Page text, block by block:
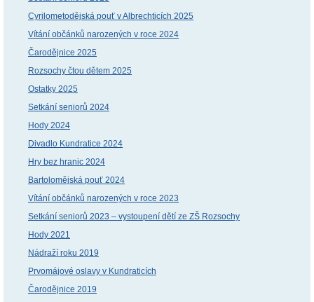
Cyrilometodějská pouť v Albrechticích 2025
Vítání občánků narozených v roce 2024
Čarodějnice 2025
Rozsochy čtou dětem 2025
Ostatky 2025
Setkání seniorů 2024
Hody 2024
Divadlo Kundratice 2024
Hry bez hranic 2024
Bartolomějská pouť 2024
Vítání občánků narozených v roce 2023
Setkání seniorů 2023 – vystoupení dětí ze ZŠ Rozsochy
Hody 2021
Nádraží roku 2019
Prvomájové oslavy v Kundraticích
Čarodějnice 2019